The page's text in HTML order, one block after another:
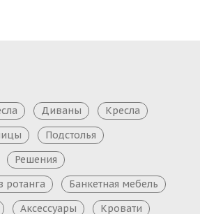
Диваны
Кресла
Подстолья
Решения
ротанга
Банкетная мебель
Аксессуары Кровати